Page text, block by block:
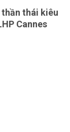
thần thái kiêu
Cannes